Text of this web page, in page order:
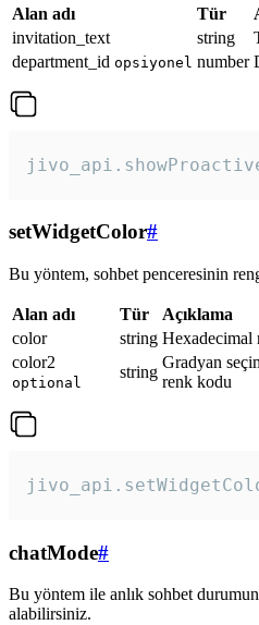
Alan adı Tür
invitation_text
string
department_id opsiyonel number
setWidgetColor#
Bu yöntem, sohbet penceresinin
Alan adı Tür
Açıklama
color
string Hexadecimal
color2
optional
string
Gradyan
renk kodu
chatMode#
Bu yöntem ile anlık sohbet
alabilirsiniz.